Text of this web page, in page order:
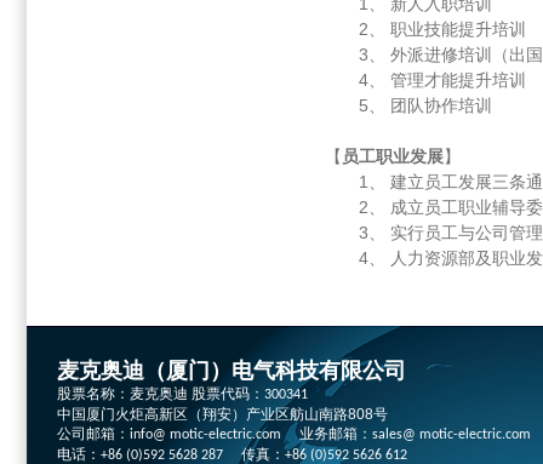
2、 职业技能提升培
3、 外派进修培训（
4、 管理才能提升培
5、 团队协作培
【 员工职业发展】
1、 建立员工发展三
2、 成立员工职业辅
3、 实行员工与公司
4、 人力资源部及职业
麦克奥迪（厦门）电气科技有限公司
股票名称：麦克奥迪 股票代码： 300341
中国厦门火炬高新区（翔安）产业区舫山南路808号
公司邮箱： info@ motic-electric.com 业务邮箱： sales@ motic-electric.com
电话： +86 (0)592 5628 287 传真：+86 (0)592 5626 612